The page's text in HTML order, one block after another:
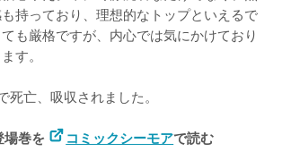
持っており、理想的なトップといえるで
も厳格ですが、内心では気にかけており
す。
亡、吸収されました。
巻を コミックシーモアで読む